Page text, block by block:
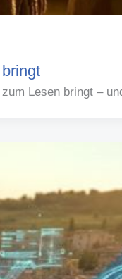
Lesen bringt –